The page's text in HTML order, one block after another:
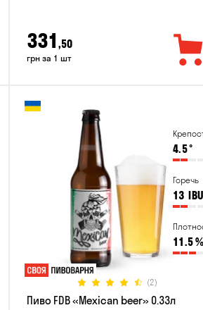
331 ,50
грн за 1 шт
4.5°
Горечь
13 IBU
11.5%
(2)
Пиво FDB «Mexican beer» 0.33л